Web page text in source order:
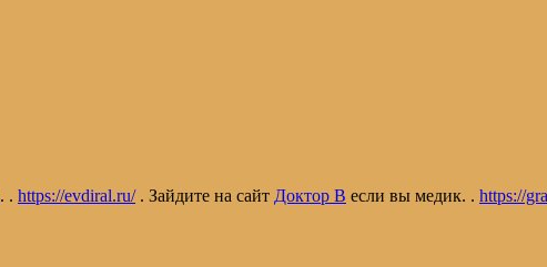
. . https://evdiral.ru/. Зайдите на сайт Доктор В если вы медик. . https://